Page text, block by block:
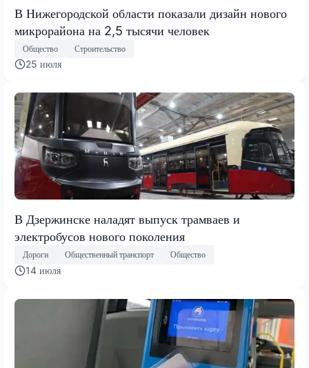
В Нижегородской области показали дизайн нового
микрорайона на 2,5 тысячи человек
Общество Строительство
25 июля
В Дзержинске наладят выпуск трамваев и
электробусов нового поколения
Дороги Общественный транспорт Общество
14 июля